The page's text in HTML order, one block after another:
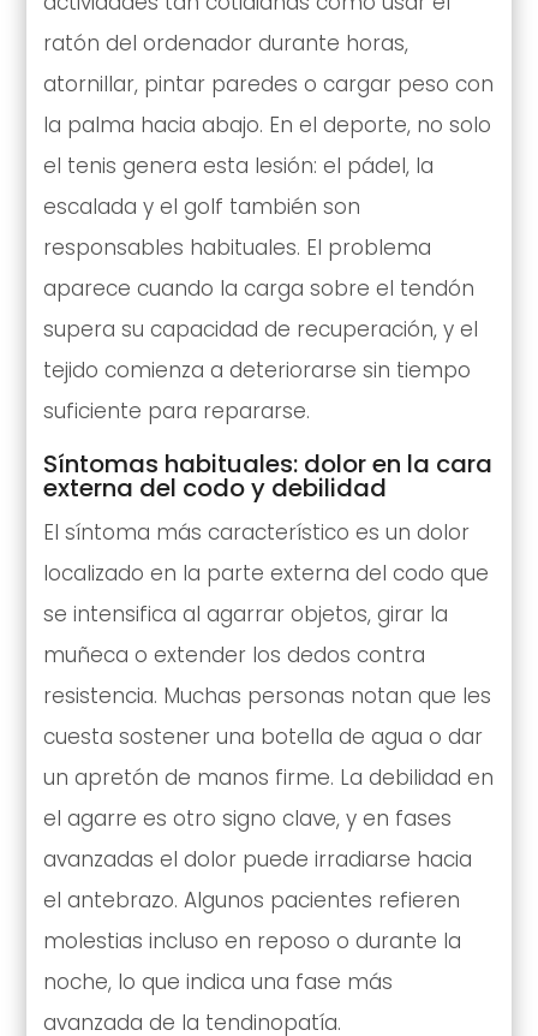
ratón del ordenador durante horas,
atornillar, pintar paredes o cargar peso con
la palma hacia abajo. En el deporte, no solo
el tenis genera esta lesión: el pádel, la
escalada y el golf también son
responsables habituales. El problema
aparece cuando la carga sobre el tendón
supera su capacidad de recuperación, y el
tejido comienza a deteriorarse sin tiempo
suficiente para repararse.
Síntomas habituales: dolor en la cara
externa del codo y debilidad
El síntoma más característico es un dolor
localizado en la parte externa del codo que
se intensifica al agarrar objetos, girar la
muñeca o extender los dedos contra
resistencia. Muchas personas notan que les
cuesta sostener una botella de agua o dar
un apretón de manos firme. La debilidad en
el agarre es otro signo clave, y en fases
avanzadas el dolor puede irradiarse hacia
el antebrazo. Algunos pacientes refieren
molestias incluso en reposo o durante la
noche, lo que indica una fase más
avanzada de la tendinopatía.